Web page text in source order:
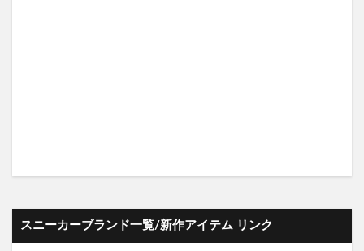
スニーカーブランド一覧/新作アイテム リンク